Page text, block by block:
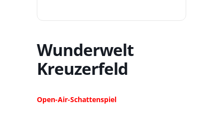
Wunderwelt
Kreuzerfeld
Open-Air-Schattenspiel